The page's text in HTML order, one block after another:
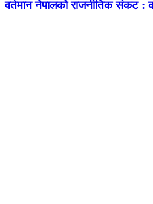
वर्तमान नेपालको राजनीतिक संकट :